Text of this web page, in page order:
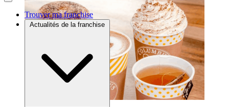
Trouver ma franchise
Actualités de la franchise